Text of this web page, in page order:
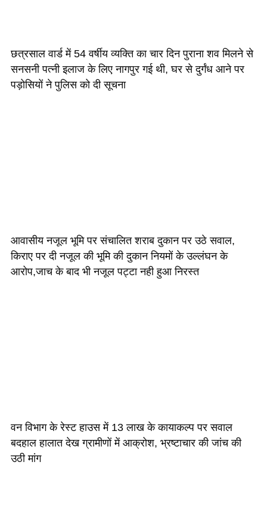
छत्रसाल वार्ड में 54 वर्षीय व्यक्ति का चार दिन पुराना शव मिलने से
सनसनी पत्नी इलाज के लिए नागपुर गई थी, घर से दुर्गंध आने पर
पड़ोसियों ने पुलिस को दी सूचना
आवासीय नजूल भूमि पर संचालित शराब दुकान पर उठे सवाल,
किराए पर दी नजूल की भूमि की दुकान नियमों के उल्लंघन के
आरोप,जाच के बाद भी नजूल पट्टा नही हुआ निरस्त
वन विभाग के रेस्ट हाउस में 13 लाख के कायाकल्प पर सवाल
बदहाल हालात देख ग्रामीणों में आक्रोश, भ्रष्टाचार की जांच की
उठी मांग